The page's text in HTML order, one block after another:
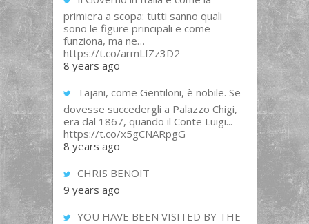
primiera a scopa: tutti sanno quali
sono le figure principali e come
funziona, ma ne…
https://t.co/armLfZz3D2
8 years ago
Tajani, come Gentiloni, è nobile. Se
dovesse succedergli a Palazzo Chigi,
era dal 1867, quando il Conte Luigi...
https://t.co/x5gCNARpgG
8 years ago
CHRIS BENOIT
9 years ago
YOU HAVE BEEN VISITED BY THE